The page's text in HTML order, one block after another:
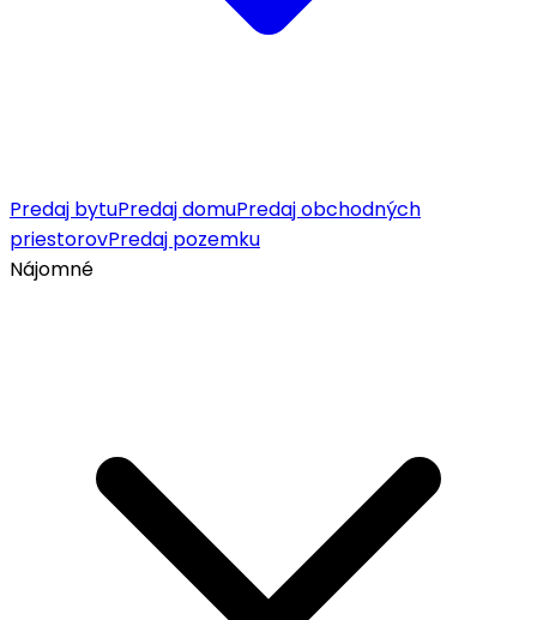
Predaj bytuPredaj domuPredaj obchodných
priestorovPredaj pozemku
Nájomné